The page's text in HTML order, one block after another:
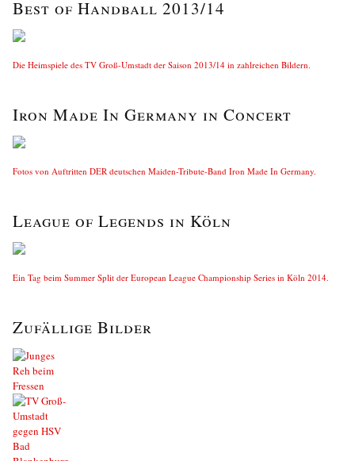
Best of Handball 2013/14
Die Heimspiele des TV Groß-Umstadt der Saison 2013/14 in zahlreichen Bildern.
Iron Made In Germany in Concert
Fotos von Auftritten DER deutschen Maiden-Tribute-Band Iron Made In Germany.
League of Legends in Köln
Ein Tag beim Summer Split der European League Championship Series in Köln 2014.
Zufällige Bilder